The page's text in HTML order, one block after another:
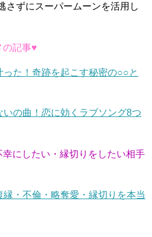
さずにスーパームーンを活用し
の記事♥
た！奇跡を起こす秘密の○○と
の曲！恋に効くラブソング8つ
にしたい・縁切りをしたい相手
縁・不倫・略奪愛・縁切りを本当